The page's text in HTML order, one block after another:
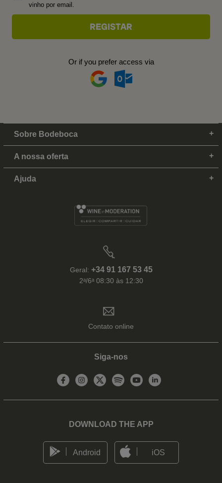
vinho por email.
Or if you prefer access via
Sobre Bodeboca
A nossa oferta
Ajuda
Geral: +34 91 167 53 45
2ᵃ/6ᵃ 08:30 às 12:30
Contato online
Siga-nos
DOWNLOAD THE APP
Android iOS